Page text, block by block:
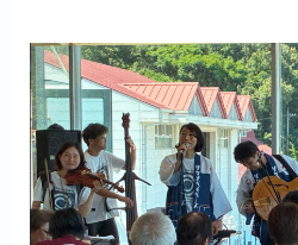
ブータン
ネパール
インド
世界一周旅行前～準備～